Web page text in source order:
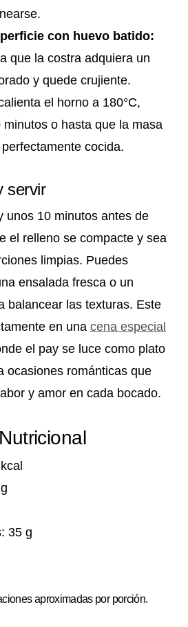
con huevo batido:
que la costra adquiera un
y quede crujiente.
el horno a 180°C,
minutos o hasta que la masa
cocida.
servir
unos 10 minutos antes de
el relleno se compacte y sea
limpias. Puedes
ensalada fresca o un
balancear las texturas. Este
en una cena especial
el pay se luce como plato
ocasiones románticas que
y amor en cada bocado.
35 g
aproximadas por porción.